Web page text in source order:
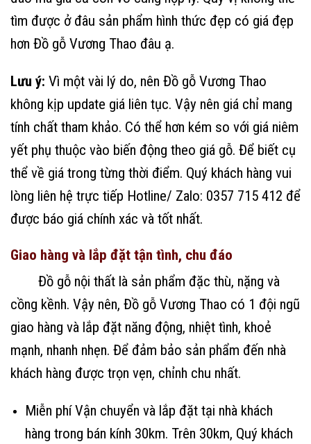
tìm được ở đâu sản phẩm hình thức đẹp có giá đẹp
hơn Đồ gỗ Vương Thao đâu ạ.
Lưu ý: Vì một vài lý do, nên Đồ gỗ Vương Thao
không kịp update giá liên tục. Vậy nên giá chỉ mang
tính chất tham khảo. Có thể hơn kém so với giá niêm
yết phụ thuộc vào biến động theo giá gỗ. Để biết cụ
thể về giá trong từng thời điểm. Quý khách hàng vui
lòng liên hệ trực tiếp Hotline/ Zalo: 0357 715 412 để
được báo giá chính xác và tốt nhất.
Giao hàng và lắp đặt tận tình, chu đáo
Đồ gỗ nội thất là sản phẩm đặc thù, nặng và
cồng kềnh. Vậy nên, Đồ gỗ Vương Thao có 1 đội ngũ
giao hàng và lắp đặt năng động, nhiệt tình, khoẻ
mạnh, nhanh nhẹn. Để đảm bảo sản phẩm đến nhà
khách hàng được trọn vẹn, chỉnh chu nhất.
Miễn phí Vận chuyển và lắp đặt tại nhà khách
hàng trong bán kính 30km. Trên 30km, Quý khách